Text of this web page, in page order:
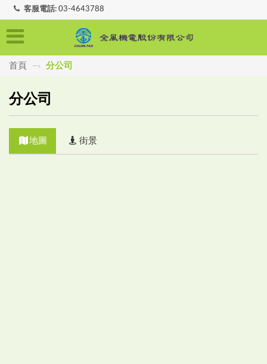
客服電話: 03-4643788
首頁 —› 分公司
分公司
地圖 街景